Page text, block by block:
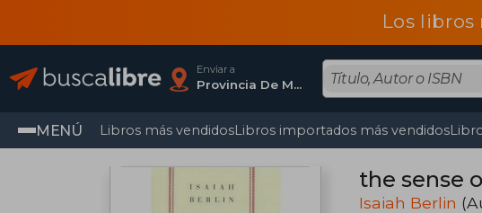
Los
Enviar a
Provincia De Madrid
MENÚ Libros más vendidosLibros importados más vendidos
the sense
Isaiah Berlin